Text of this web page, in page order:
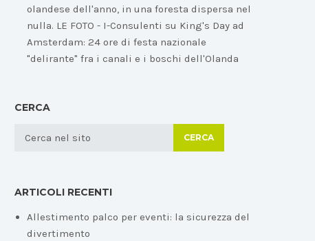
olandese dell'anno, in una foresta dispersa nel
nulla. LE FOTO - I-Consulenti su King's Day ad
Amsterdam: 24 ore di festa nazionale
"delirante" fra i canali e i boschi dell'Olanda
CERCA
CERCA
ARTICOLI RECENTI
Allestimento palco per eventi: la sicurezza del
divertimento